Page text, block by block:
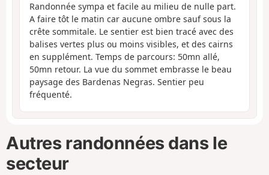
Randonnée sympa et facile au milieu de nulle part.
A faire tôt le matin car aucune ombre sauf sous la
crête sommitale. Le sentier est bien tracé avec des
balises vertes plus ou moins visibles, et des cairns
en supplément. Temps de parcours: 50mn allé,
50mn retour. La vue du sommet embrasse le beau
paysage des Bardenas Negras. Sentier peu
fréquenté.
Autres randonnées dans le
secteur